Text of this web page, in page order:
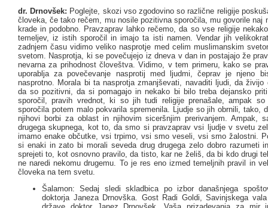
dr. Drnovšek: Poglejte, skozi vso zgodovino so različne religije
človeka, če tako rečem, mu nosile pozitivna sporočila, mu govorile naj
krade in podobno. Pravzaprav lahko rečemo, da so vse religije
temeljev, iz istih sporočil in imajo ta isti namen. Vendar jih
zadnjem času vidimo veliko nasprotje med celim muslimanskim
svetom. Nasprotja, ki se povečujejo iz dneva v dan in postajajo že
nevarna za prihodnost človeštva. Vidimo, v tem primeru, kako se
uporablja za povečevanje nasprotij med ljudmi, čeprav je njeno
nasprotno. Morala bi ta nasprotja zmanjševati, navaditi ljudi, da živijo
da so pozitivni, da si pomagajo in nekako bi bilo treba dejansko
sporočil, pravih vrednot, ki so jih tudi religije prenašale, ampak
sporočila potem malo pokvarila spremenila. Ljudje so jih obrnili, tako,
njihovi borbi za oblast in njihovim siceršnjim prerivanjem. Ampak,
drugega skupnega, kot to, da smo si pravzaprav vsi ljudje v svetu
imamo enake občutke, vsi trpimo, vsi smo veseli, vsi smo žalostni.
si enaki in zato bi morali seveda drug drugega zelo dobro razumeti
sprejeti to, kot osnovno pravilo, da tisto, kar ne želiš, da bi kdo drugi
ne naredi nekomu drugemu. To je res eno izmed temeljnih pravil in
človeka na tem svetu.
Šalamon: Sedaj sledi skladbica po izbor današnjega
doktorja Janeza Drnovška. Gost Radi Goldi, Savinjskega